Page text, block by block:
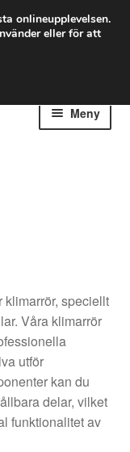
Meny
speciellt
Våra klimarrör
utför
kan du
delar, vilket
funktionalitet av
onlineupplevelsen.
eller för att